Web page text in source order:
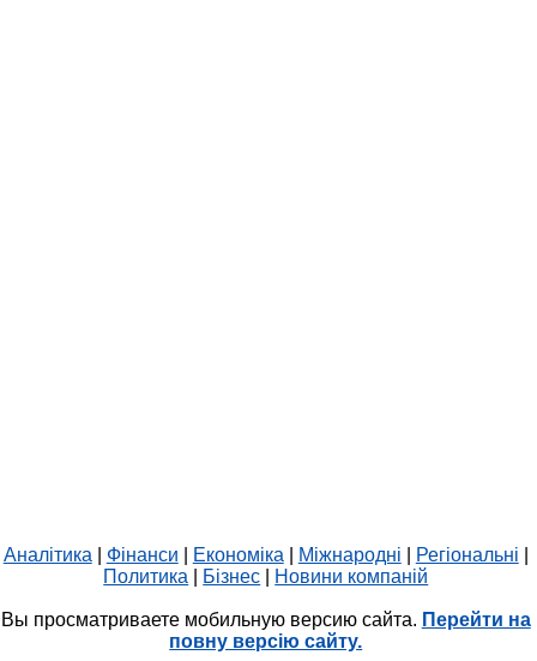
Аналітика Фінанси Економіка Міжнародні Регіональні
Политика
Бізнес Новини компаній
Вы просматриваете мобильную версию сайта. Перейти на
повну версію сайту.